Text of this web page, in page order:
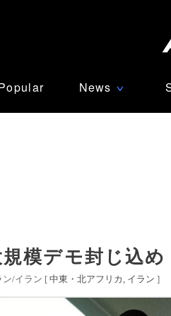
News ∨
模デモ封じ込め
ン/イラン [中東・北アフリカ イラン ]